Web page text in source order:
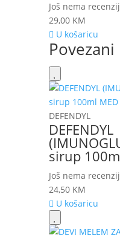
Još nema
29,00 KM
U košaricu
DEFENDYL
DEFENDYL
sirup
Još nema
24,50 KM
U košaricu